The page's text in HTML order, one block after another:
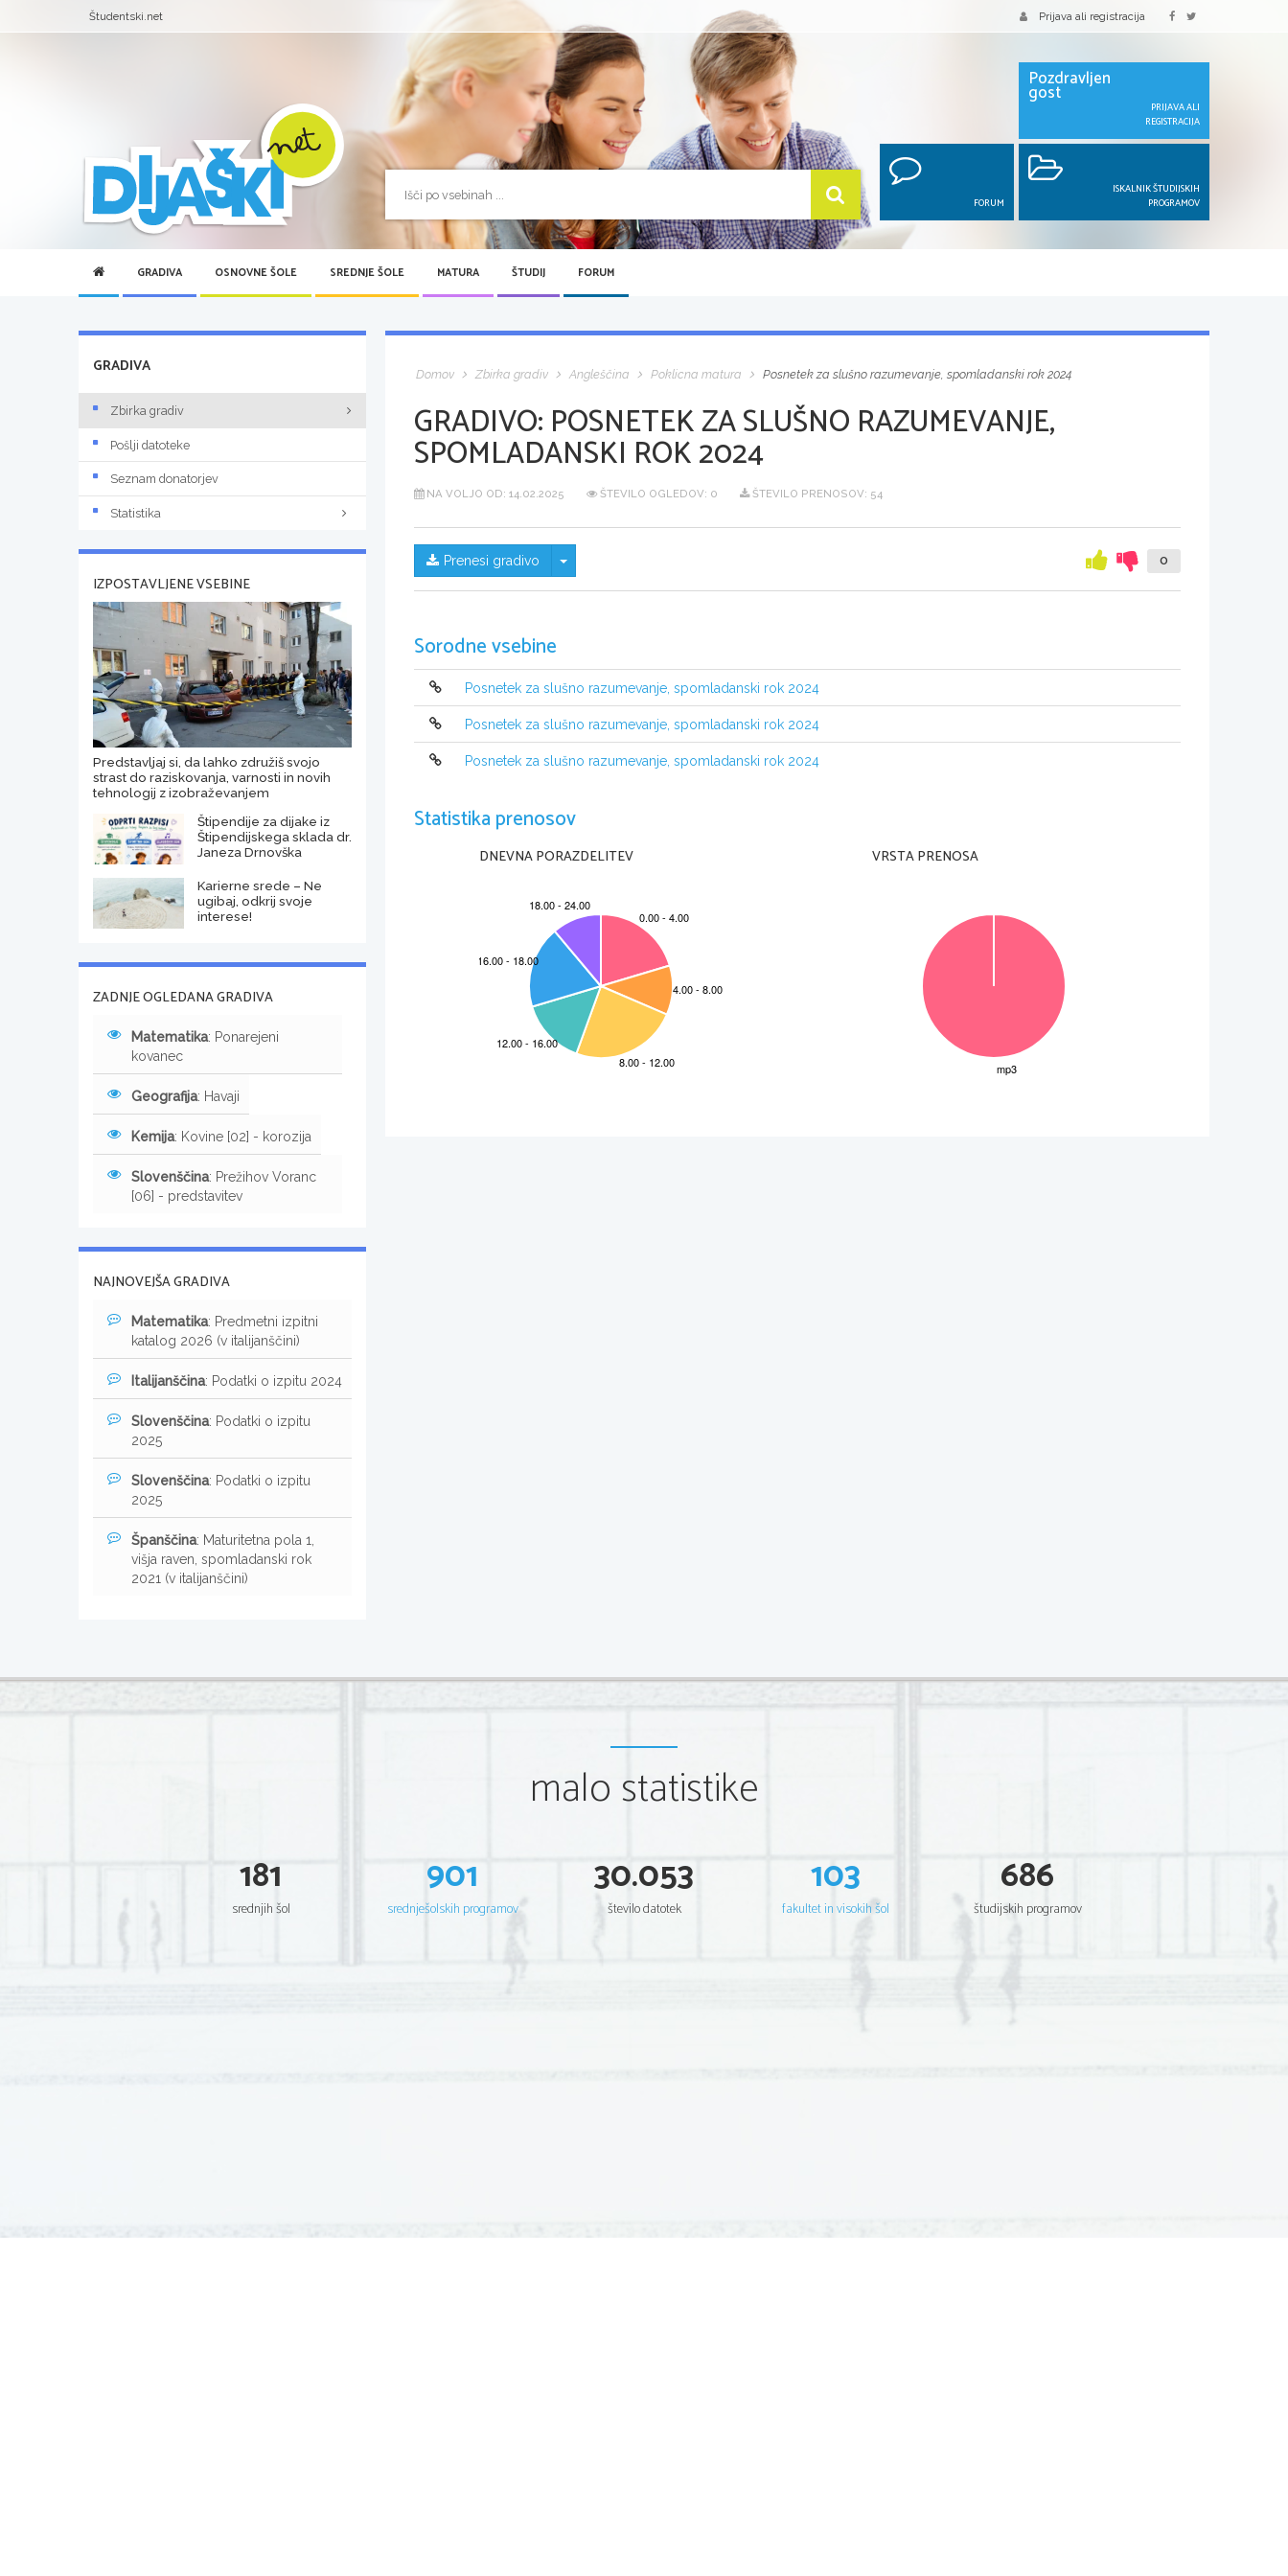
Študentski.net Prijava ali registracija
Pozdravljen
gost
PRIJAVA ALI
REGISTRACIJA
FORUM
ISKALNIK ŠTUDIJSKIH
PROGRAMOV
GRADIVA OSNOVNE ŠOLE SREDNJE ŠOLE MATURA ŠTUDIJ FORUM
Domov Zbirka gradiv Angleščina Poklicna matura Posnetek za slušno razumevanje, spomladanski rok 2024
GRADIVO: POSNETEK ZA SLUŠNO RAZUMEVANJE,
SPOMLADANSKI ROK 2024
NA VOLJO OD: 14.02.2025 ŠTEVILO OGLEDOV: 0 ŠTEVILO PRENOSOV: 54
Prenesi gradivo Skrij/prikaži meni 0
Sorodne vsebine
Posnetek za slušno razumevanje, spomladanski rok 2024
Posnetek za slušno razumevanje, spomladanski rok 2024
Posnetek za slušno razumevanje, spomladanski rok 2024
Statistika prenosov
DNEVNA PORAZDELITEV VRSTA PRENOSA
GRADIVA
Zbirka gradiv
Pošlji datoteke
Seznam donatorjev
Statistika
IZPOSTAVLJENE VSEBINE
Predstavljaj si, da lahko združiš svojo
strast do raziskovanja, varnosti in novih
tehnologij z izobraževanjem
Štipendije za dijake iz
Štipendijskega sklada dr.
Janeza Drnovška
Karierne srede – Ne
ugibaj, odkrij svoje
interese!
ZADNJE OGLEDANA GRADIVA
Matematika: Ponarejeni
kovanec
Geografija: Havaji
Kemija: Kovine [02] - korozija
Slovenščina: Prežihov Voranc
[06] - predstavitev
NAJNOVEJŠA GRADIVA
Matematika: Predmetni izpitni
katalog 2026 (v italijanščini)
Italijanščina: Podatki o izpitu 2024
Slovenščina: Podatki o izpitu
2025
Slovenščina: Podatki o izpitu
2025
Španščina: Maturitetna pola 1,
višja raven, spomladanski rok
2021 (v italijanščini)
malo statistike
181
srednjih šol
901
srednješolskih programov
30.053
število datotek
103
fakultet in visokih šol
686
študijskih programov